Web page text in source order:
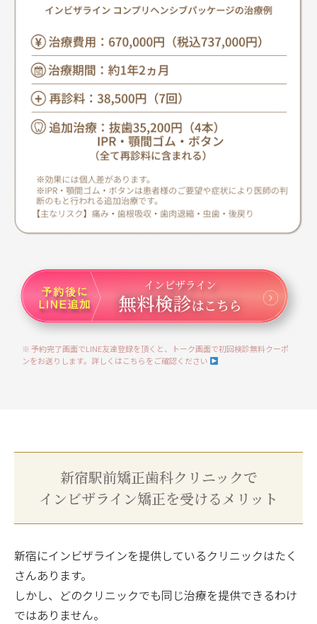
※ 予約完了画面でLINE友達登録を頂くと、トーク画面で初回検診無料クーポ
ンをお送りします。詳しくはこちらをご確認ください
新宿駅前矯正歯科クリニックで
インビザライン矯正を受けるメリット
新宿にインビザラインを提供しているクリニックはたく
さんあります。
しかし、どのクリニックでも同じ治療を提供できるわけ
ではありません。